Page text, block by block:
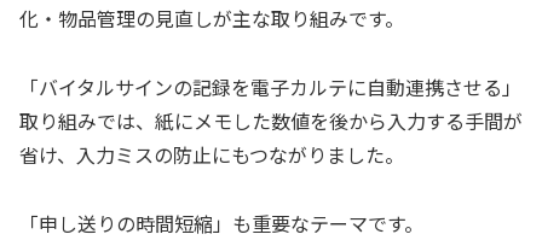
化・物品管理の見直しが主な取り組みです。
「バイタルサインの記録を電子カルテに自動連携させる」
取り組みでは、紙にメモした数値を後から入力する手間が
省け、入力ミスの防止にもつながりました。
「申し送りの時間短縮」も重要なテーマです。